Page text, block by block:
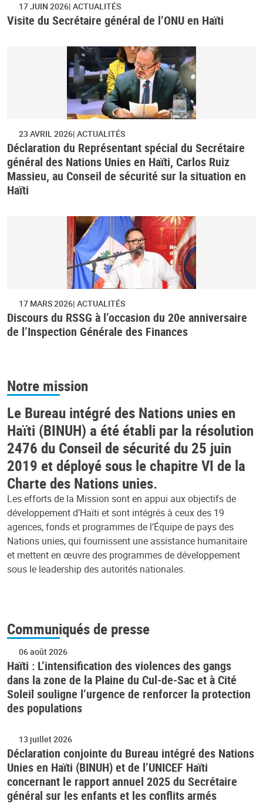
17 JUIN 2026 ACTUALITÉS
Visite du Secrétaire général de l’ONU en Haïti
23 AVRIL 2026 ACTUALITÉS
Déclaration du Représentant spécial du Secrétaire
général des Nations Unies en Haïti, Carlos Ruiz
Massieu, au Conseil de sécurité sur la situation en
Haïti
17 MARS 2026 ACTUALITÉS
Discours du RSSG à l’occasion du 20e anniversaire
de l’Inspection Générale des Finances
Notre mission
Le Bureau intégré des Nations unies en
Haïti (BINUH) a été établi par la résolution
2476 du Conseil de sécurité du 25 juin
2019 et déployé sous le chapitre VI de la
Charte des Nations unies.
Les efforts de la Mission sont en appui aux objectifs de
développement d’Haïti et sont intégrés à ceux des 19
agences, fonds et programmes de l’Équipe de pays des
Nations unies, qui fournissent une assistance humanitaire
et mettent en œuvre des programmes de développement
sous le leadership des autorités nationales.
Communiqués de presse
06 août 2026
Haïti : L’intensification des violences des gangs
dans la zone de la Plaine du Cul-de-Sac et à Cité
Soleil souligne l’urgence de renforcer la protection
des populations
13 juillet 2026
Déclaration conjointe du Bureau intégré des Nations
Unies en Haïti (BINUH) et de l’UNICEF Haïti
concernant le rapport annuel 2025 du Secrétaire
général sur les enfants et les conflits armés